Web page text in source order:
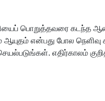
பணியைப் பொறுத்தவரை
ஆயுதம் என்பது போல
எதிர்காலம்